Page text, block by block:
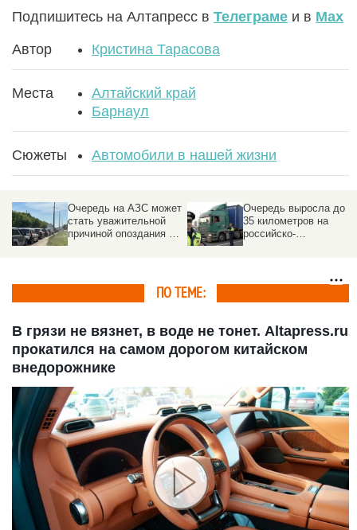
Подпишитесь на Алтапресс в Телеграме и в Max
Автор Кристина Тарасова
Места
Алтайский край
Барнаул
Сюжеты Автомобили в нашей жизни
Очередь на АЗС может
стать уважительной
причиной опоздания на
Очередь выросла до
35 километров на
российско-
ПО ТЕМЕ:
В грязи не вязнет, в воде не тонет. Altapress.ru
прокатился на самом дорогом китайском
внедорожнике